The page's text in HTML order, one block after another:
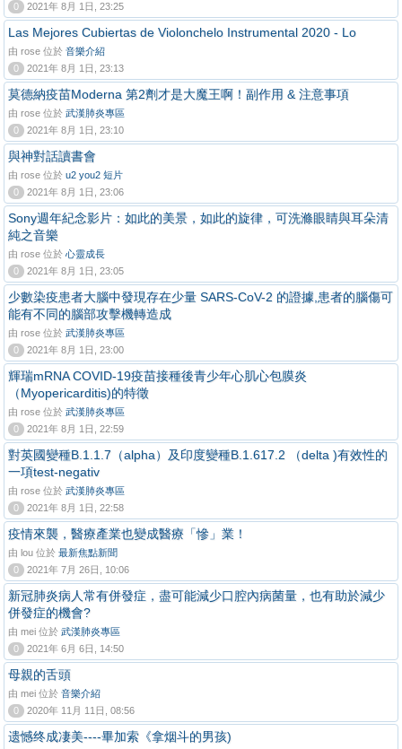
0
2021年 8月 1日, 23:25
Las Mejores Cubiertas de Violonchelo Instrumental 2020 - Lo
由 rose 位於 音樂介紹
0
2021年 8月 1日, 23:13
莫德納疫苗Moderna 第2劑才是大魔王啊！副作用 & 注意事項
由 rose 位於 武漢肺炎專區
0
2021年 8月 1日, 23:10
與神對話讀書會
由 rose 位於 u2 you2 短片
0
2021年 8月 1日, 23:06
Sony週年紀念影片：如此的美景，如此的旋律，可洗滌眼睛與耳朵清
純之音樂
由 rose 位於 心靈成長
0
2021年 8月 1日, 23:05
少數染疫患者大腦中發現存在少量 SARS-CoV-2 的證據,患者的腦傷可
能有不同的腦部攻擊機轉造成
由 rose 位於 武漢肺炎專區
0
2021年 8月 1日, 23:00
輝瑞mRNA COVID-19疫苗接種後青少年心肌心包膜炎
（Myopericarditis)的特徵
由 rose 位於 武漢肺炎專區
0
2021年 8月 1日, 22:59
對英國變種B.1.1.7（alpha）及印度變種B.1.617.2 （delta )有效性的
一項test-negativ
由 rose 位於 武漢肺炎專區
0
2021年 8月 1日, 22:58
疫情來襲，醫療產業也變成醫療「慘」業！
由 lou 位於 最新焦點新聞
0
2021年 7月 26日, 10:06
新冠肺炎病人常有併發症，盡可能減少口腔內病菌量，也有助於減少
併發症的機會?
由 mei 位於 武漢肺炎專區
0
2021年 6月 6日, 14:50
母親的舌頭
由 mei 位於 音樂介紹
0
2020年 11月 11日, 08:56
遗憾终成凄美----畢加索《拿烟斗的男孩)